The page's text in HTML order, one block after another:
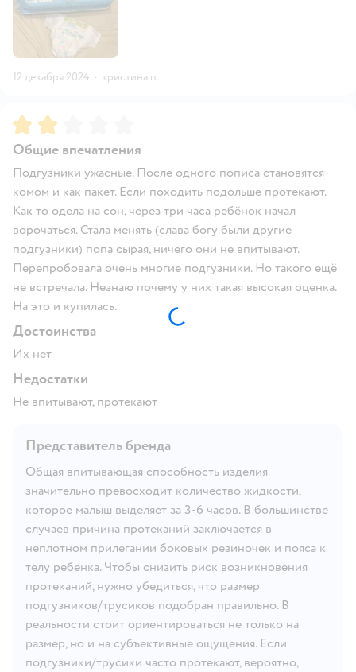
12 декабря 2024 · кристина п.
Рейтинг:
Общие впечатления
Подгузники ужасные. После одного пописа становятся
комом и как пакет. Если походить подольше протекают.
Как то одела на сон, через три часа ребёнок начал
ворочаться. Стала менять (слава богу были другие
подгузники) попа сырая, ничего они не впитывают.
Перепробовала очень многие подгузники. Но такого ещё
не встречала. Незнаю почему у них такая высокая оценка.
На это и купилась.
Достоинства
Их нет
Недостатки
Не впитывают, протекают
Представитель бренда
Общая впитывающая способность изделия
значительно превосходит количество жидкости,
которое малыш выделяет за 3-6 часов. В большинстве
случаев причина протеканий заключается в
неплотном прилегании боковых резиночек и пояса к
телу ребенка. Чтобы снизить риск возникновения
протеканий, нужно убедиться, что размер
подгузников/трусиков подобран правильно. В
реальности стоит ориентироваться не только на
размер, но и на субъективные ощущения. Если
подгузники/трусики часто протекают, вероятно,